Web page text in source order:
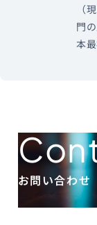
（
門
本
お問い合わせ